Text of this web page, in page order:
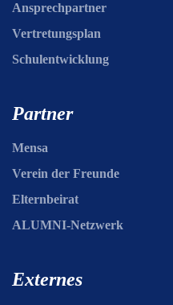
Ansprechpartner
Vertretungsplan
Schulentwicklung
Partner
Mensa
Verein der Freunde
Elternbeirat
ALUMNI-Netzwerk
Externes